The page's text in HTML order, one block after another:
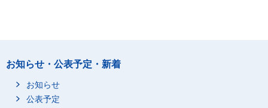
お知らせ・公表予定・新着
お知らせ
公表予定